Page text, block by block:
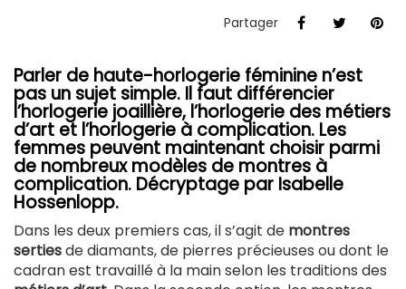
Partager
Parler de haute-horlogerie féminine n’est
pas un sujet simple. Il faut différencier
l’horlogerie joaillière, l’horlogerie des métiers
d’art et l’horlogerie à complication. Les
femmes peuvent maintenant choisir parmi
de nombreux modèles de montres à
complication. Décryptage par Isabelle
Hossenlopp.
Dans les deux premiers cas, il s’agit de montres
sertiesde diamants, de pierres précieuses ou dont le
cadran est travaillé à la main selon les traditions des